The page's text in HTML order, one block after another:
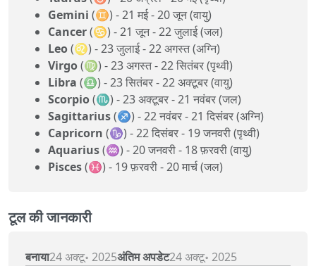
Gemini (♊) - 21 मई - 20 जून (वायु)
Cancer(♋) - 21 जून - 22 जुलाई (जल)
Leo(♌) - 23 जुलाई - 22 अगस्त (अग्नि)
Virgo(♍) - 23 अगस्त - 22 सितंबर (पृथ्वी)
Libra (♎) - 23 सितंबर - 22 अक्टूबर (वायु)
Scorpio(♏) - 23 अक्टूबर - 21 नवंबर (जल)
Sagittarius(♐) - 22 नवंबर - 21 दिसंबर (अग्नि)
Capricorn (♑) - 22 दिसंबर - 19 जनवरी (पृथ्वी)
Aquarius(♒) - 20 जनवरी - 18 फ़रवरी (वायु)
Pisces(♓) - 19 फ़रवरी - 20 मार्च (जल)
टूल की जानकारी
बनाया24 अक्टू॰ 2025अंतिम अपडेट24 अक्टू॰ 2025